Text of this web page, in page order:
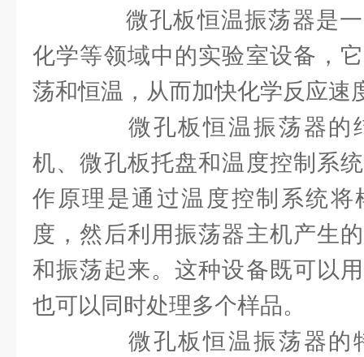
微孔板恒温振荡器是一
化学等领域中的实验室设备，
荡和恒温，从而加快化学反应速
微孔板恒温振荡器的
机、微孔板托盘和温度控制系
作原理是通过温度控制系统将
度，然后利用振荡器主机产生
和振荡起来。这种设备既可以
也可以同时处理多个样品。
微孔板恒温振荡器的